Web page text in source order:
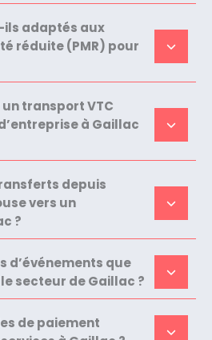
ils adaptés aux
réduite (PMR) pour
transport VTC
à Gaillac
depuis
vers un
?
d’événements que
secteur de Gaillac ?
de paiement